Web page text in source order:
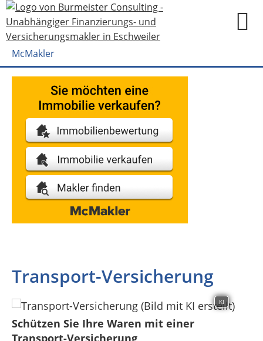
McMakler
Transport-Versicherung
KI
Schützen Sie Ihre Waren mit einer
Transport-Versicherung